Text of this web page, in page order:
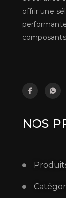
offrir une
NOS